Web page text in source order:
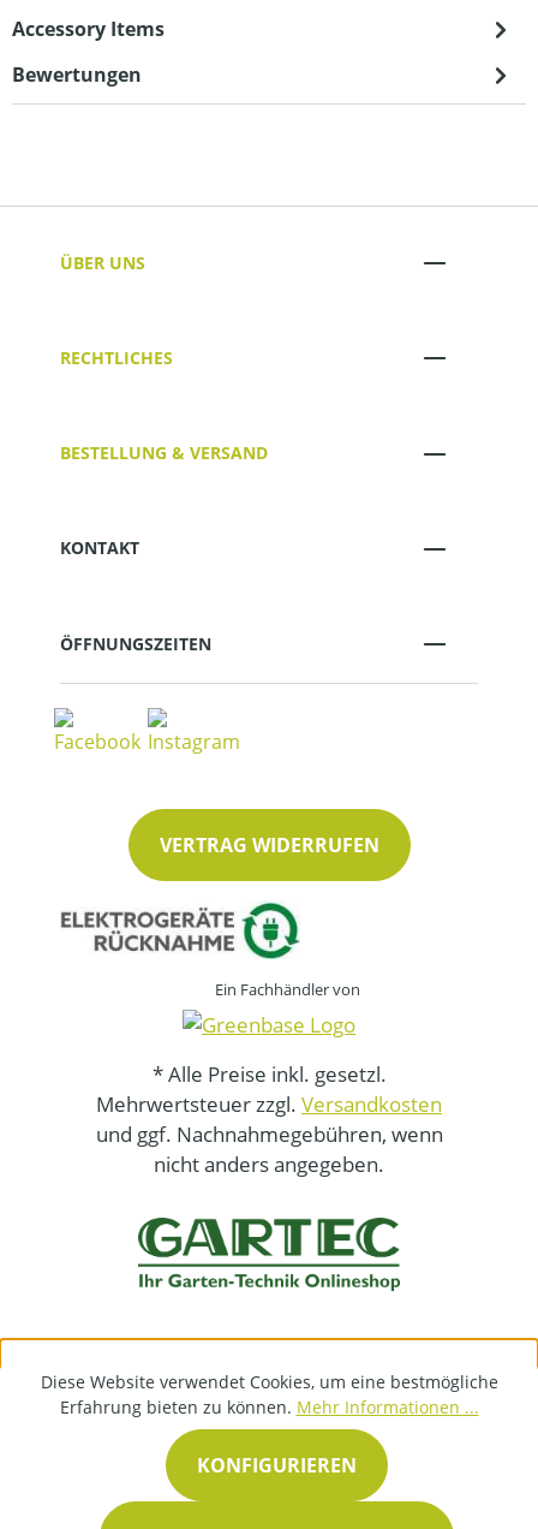
Accessory Items
Bewertungen
ÜBER UNS
RECHTLICHES
BESTELLUNG & VERSAND
KONTAKT
ÖFFNUNGSZEITEN
VERTRAG WIDERRUFEN
Ein Fachhändler von
* Alle Preise inkl. gesetzl.
Mehrwertsteuer zzgl. Versandkosten
und ggf. Nachnahmegebühren, wenn
nicht anders angegeben.
Diese Website verwendet Cookies, um eine bestmögliche
Erfahrung bieten zu können. Mehr Informationen ...
KONFIGURIEREN